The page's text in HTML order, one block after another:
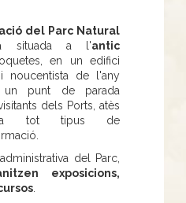
del Parc Natural
situada a l'antic
en un edifici
noucentista de l'any
un punt de parada
dels Ports, atès
tot tipus de
del Parc,
exposicions,